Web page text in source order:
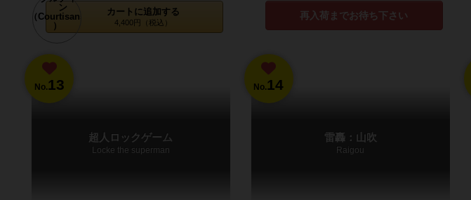
カートに追加する
4,400円（税込）
再入荷までお待ち下さい
No.13
超人ロックゲーム
Locke the superman
No.14
雷轟：山吹
Raigou